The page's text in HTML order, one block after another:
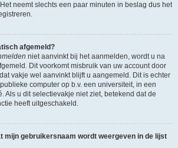
neemt slechts een paar minuten in beslag dus het
afgemeld?
niet aanvinkt bij het aanmelden, wordt u na
Dit voorkomt misbruik van uw account door
vakje wel aanvinkt blijft u aangemeld. Dit is echter
computer op b.v. een universiteit, in een
Als u dit selectievakje niet ziet, betekend dat de
heeft uitgeschakeld.
mijn gebruikersnaam wordt weergeven in de lijst